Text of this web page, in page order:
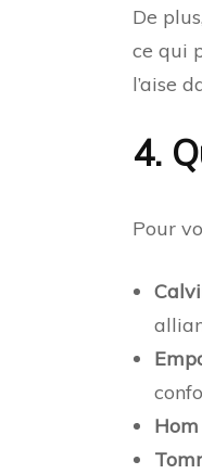
De
ce qui
l’aise
4.
Pour
Hom